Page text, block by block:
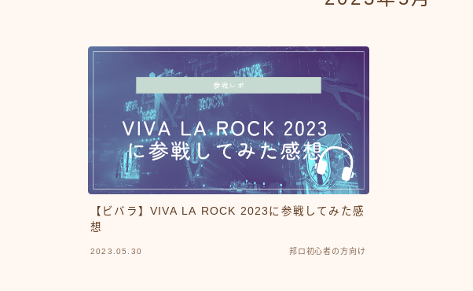
【ビバラ】VIVA LA ROCK 2023に参戦してみた感
想
2023.05.30 邦ロ初心者の方向け